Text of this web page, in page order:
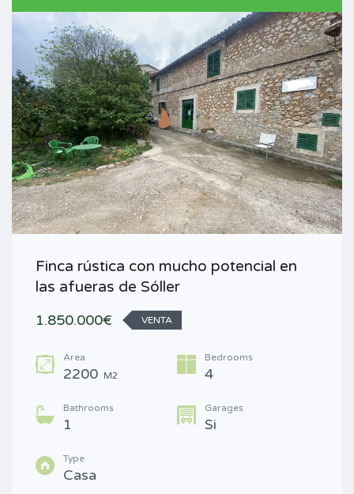
Finca rústica con mucho potencial en
las afueras de Sóller
1.850.000€
VENTA
Area
2200 M2
Bedrooms
4
Bathrooms
1
Garages
Si
Type
Casa